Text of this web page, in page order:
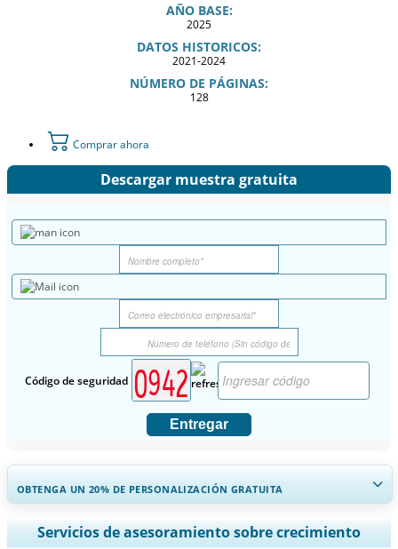
AÑO BASE:
2025
DATOS HISTORICOS:
2021-2024
NÚMERO DE PÁGINAS:
128
Comprar ahora
Descargar muestra gratuita
Código de seguridad
Entregar
OBTENGA UN 20% DE PERSONALIZACIÓN GRATUITA
Ampliar la cobertura regional y por país, Análisis de segmentos,
Perfiles de empresas, Benchmarking competitivo, e información
Servicios de asesoramiento sobre crecimiento